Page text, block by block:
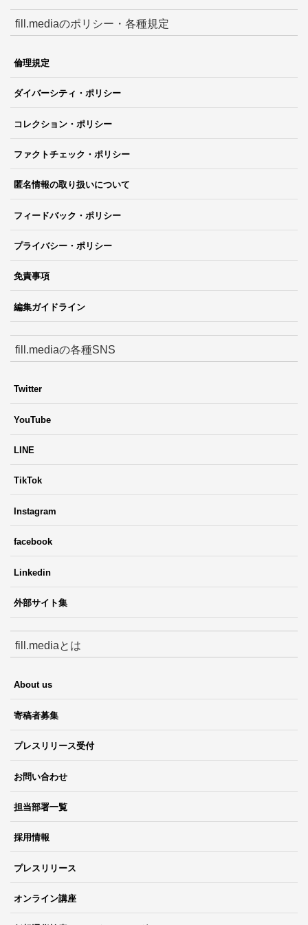
fill.mediaのポリシー・各種規定
倫理規定
ダイバーシティ・ポリシー
コレクション・ポリシー
ファクトチェック・ポリシー
匿名情報の取り扱いについて
フィードバック・ポリシー
プライバシー・ポリシー
免責事項
編集ガイドライン
fill.mediaの各種SNS
Twitter
YouTube
LINE
TikTok
Instagram
facebook
Linkedin
外部サイト集
fill.mediaとは
About us
寄稿者募集
プレスリリース受付
お問い合わせ
担当部署一覧
採用情報
プレスリリース
オンライン講座